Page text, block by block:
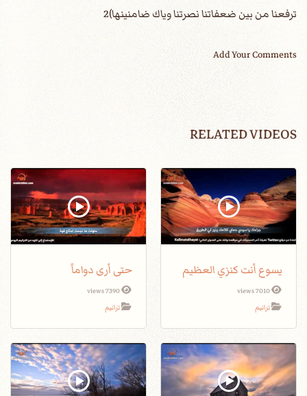
ترفعنا من بين ضعفاتنا نصرتنا وياك ضامنينها)2
Add Your Comments
RELATED VIDEOS
يسوع أنت كنزي العظيم
7010 views
ترانيم
حتى أرى دواماً
7390 views
ترانيم